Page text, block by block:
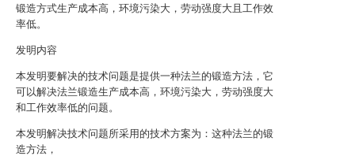
锻造方式生产成本高，环境污染大，劳动强度大且工作效
率低。
发明内容
本发明要解决的技术问题是提供一种法兰的锻造方法，它
可以解决法兰锻造生产成本高，环境污染大，劳动强度大
和工作效率低的问题。
本发明解决技术问题所采用的技术方案为：这种法兰的锻
造方法，